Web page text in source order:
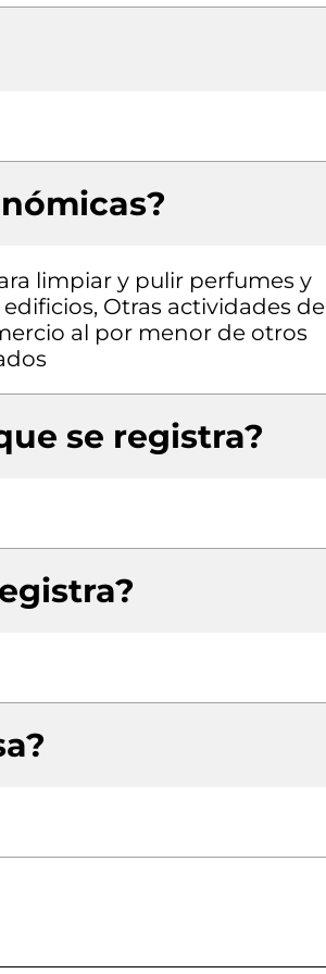
limpiar y pulir perfumes y
Otras actividades de
al por menor de otros
se registra?